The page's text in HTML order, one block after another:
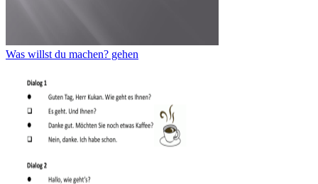
Was willst du machen? gehen